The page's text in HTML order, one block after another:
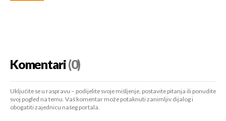
Komentari(0)
Uključite se u raspravu – podijelite svoje mišljenje, postavite pitanja ili ponudite
svoj pogled na temu. Vaš komentar može potaknuti zanimljiv dijalog i
obogatiti zajednicu našeg portala.